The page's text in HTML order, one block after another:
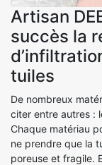
Artisan
succès la
tuiles
De nombreux
citer entre autres :
Chaque matériau
ne prendre que la
poreuse et fragile.